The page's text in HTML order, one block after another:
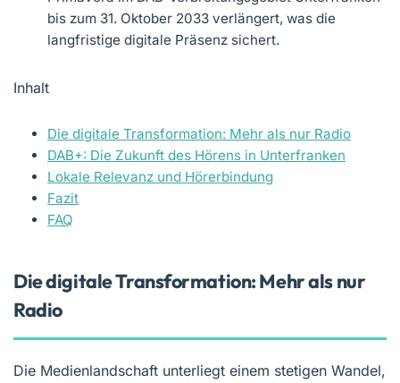
bis zum 31. Oktober 2033 verlängert, was die
langfristige digitale Präsenz sichert.
Inhalt
Die digitale Transformation: Mehr als nur Radio
DAB+: Die Zukunft des Hörens in Unterfranken
Lokale Relevanz und Hörerbindung
Fazit
FAQ
Die digitale Transformation: Mehr als nur
Radio
Die Medienlandschaft unterliegt einem stetigen Wandel,